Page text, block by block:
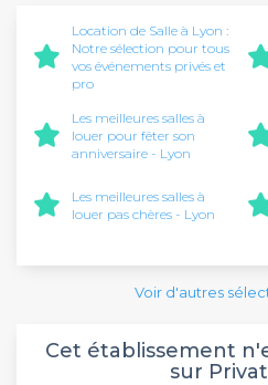
Location de Salle à Lyon :
Notre sélection pour tous
vos événements privés et
pro
Les meilleures salles à
louer pour fêter son
anniversaire - Lyon
Les meilleures salles à
louer pas chères - Lyon
Voir d'autres
Cet établissement
sur